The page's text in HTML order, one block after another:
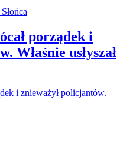
porządek i
Właśnie usłyszał